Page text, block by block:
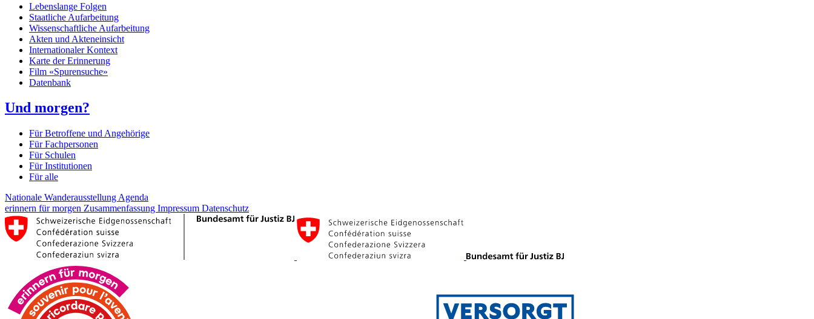
Lebenslange Folgen
Staatliche Aufarbeitung
Wissenschaftliche Aufarbeitung
Akten und Akteneinsicht
Internationaler Kontext
Karte der Erinnerung
Film «Spurensuche»
Datenbank
Und morgen?
Für Betroffene und Angehörige
Für Fachpersonen
Für Schulen
Für Institutionen
Für alle
Nationale Wanderausstellung Agenda
erinnern für morgen Zusammenfassung Impressum Datenschutz